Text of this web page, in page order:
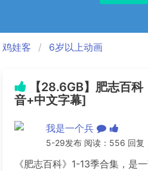
鸡娃客 6岁以上动画
【28.6GB】肥志百
音+中文字幕]
我是一个兵
5-29发布 阅读：556 回复
《肥志百科》1-13季合集，是